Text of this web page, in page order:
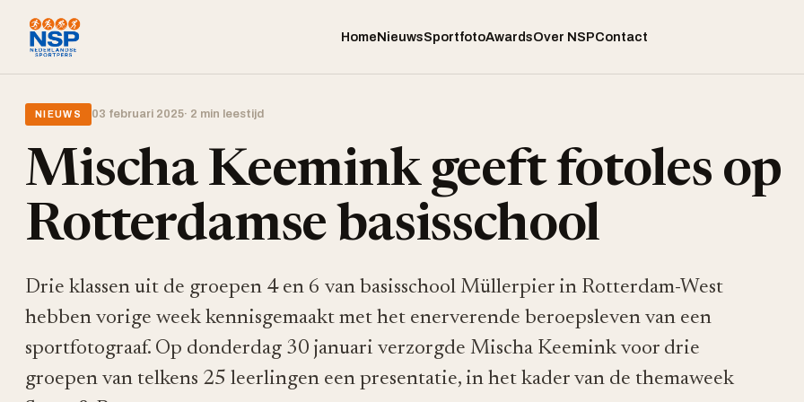
HomeNieuwsSportfotoAwardsOver NSPContact
NIEUWS 03 februari 2025· 2 min leestijd
Mischa Keemink geeft fotoles op
Rotterdamse basisschool
Drie klassen uit de groepen 4 en 6 van basisschool Müllerpier in Rotterdam-West
hebben vorige week kennisgemaakt met het enerverende beroepsleven van een
sportfotograaf. Op donderdag 30 januari verzorgde Mischa Keemink voor drie
groepen van telkens 25 leerlingen een presentatie, in het kader van de themaweek